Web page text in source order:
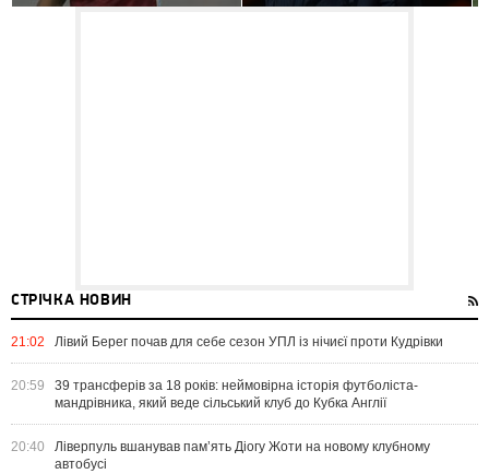
СТРІЧКА НОВИН
21:02 Лівий Берег почав для себе сезон УПЛ із нічиєї проти Кудрівки
20:59
39 трансферів за 18 років: неймовірна історія футболіста-
мандрівника, який веде сільський клуб до Кубка Англії
20:40
Ліверпуль вшанував пам’ять Діогу Жоти на новому клубному
автобусі